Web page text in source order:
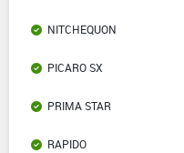
NITCHEQUON
PICARO SX
PRIMA STAR
RAPIDO